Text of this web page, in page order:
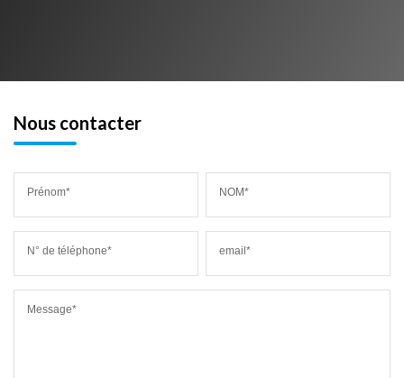
Nous contacter
Prénom* NOM*
N° de téléphone* email*
Message*